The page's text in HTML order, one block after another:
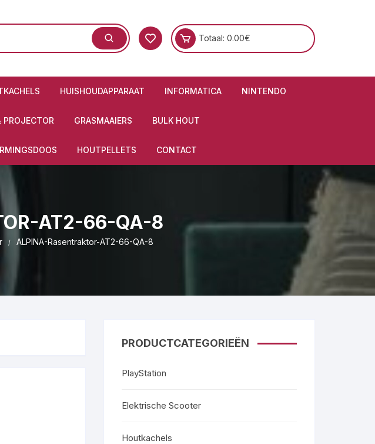
Totaal: 0.00€
HUISHOUDAPPARAAT INFORMATICA NINTENDO
PROJECTOR GRASMAAIERS BULK HOUT
HOUTPELLETS CONTACT
AT2-66-QA-8
ALPINA-Rasentraktor-AT2-66-QA-8
PRODUCTCATEGORIEËN
PlayStation
Elektrische Scooter
Houtkachels